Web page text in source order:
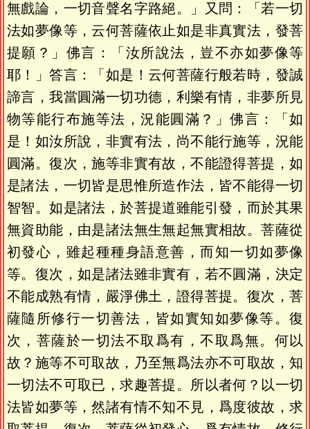
無戲論，一切音聲名字路絕。」又問：「若一切
法如夢像等，云何菩薩依止如是非真實法，發菩
提願？」佛言：「汝所說法，豈不亦如夢像等
耶！」答言：「如是！云何菩薩行般若時，發誠
諦言，我當圓滿一切功德，利樂有情，非夢所見
物等能行布施等法，況能圓滿？」佛言：「如
是！如汝所說，非實有法，尚不能行施等，況能
圓滿。復次，施等非實有故，不能證得菩提，如
是諸法，一切皆是思惟所造作法，皆不能得一切
智智。如是諸法，於菩提道雖能引發，而於其果
無資助能，由是諸法無生無起無實相故。菩薩從
初發心，雖起種種身語意善，而知一切如夢像
等。復次，如是諸法雖非實有，若不圓滿，決定
不能成熟有情，嚴淨佛土，證得菩提。復次，菩
薩隨所修行一切善法，皆如實知如夢像等。復
次，菩薩於一切法不取爲有，不取爲無。何以
故？施等不可取故，乃至無爲法亦不可取故，知
一切法不可取已，求趣菩提。所以者何？以一切
法皆如夢等，然諸有情不知不見，爲度彼故，求